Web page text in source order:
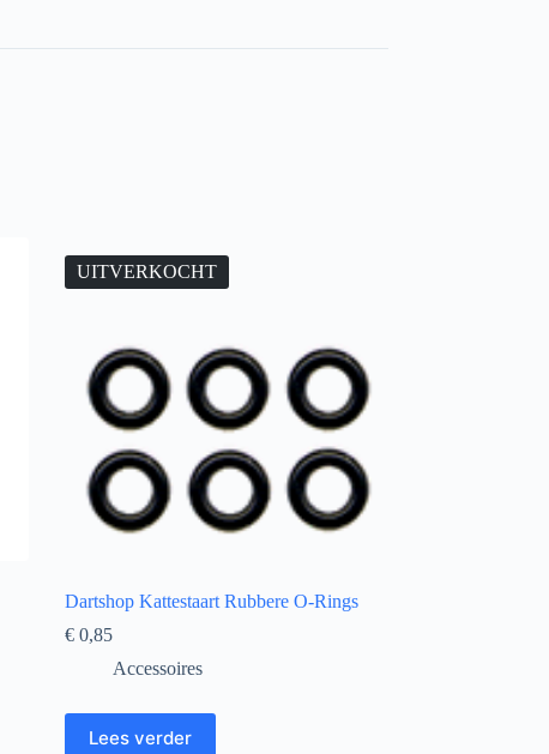
UITVERKOCHT
Dartshop Kattestaart Rubbere O-Rings
€0,85
Accessoires
Lees verder